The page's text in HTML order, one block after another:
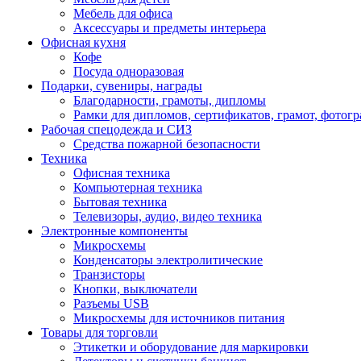
Мебель для офиса
Аксессуары и предметы интерьера
Офисная кухня
Кофе
Посуда одноразовая
Подарки, сувениры, награды
Благодарности, грамоты, дипломы
Рамки для дипломов, сертификатов, грамот,
Рабочая спецодежда и СИЗ
Средства пожарной безопасности
Техника
Офисная техника
Компьютерная техника
Бытовая техника
Телевизоры, аудио, видео техника
Электронные компоненты
Микросхемы
Конденсаторы электролитические
Транзисторы
Кнопки, выключатели
Разъемы USB
Микросхемы для источников питания
Товары для торговли
Этикетки и оборудование для маркировки